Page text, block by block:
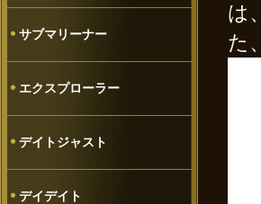
サブマリーナー
エクスプローラー
デイトジャスト
デイデイト
は
た